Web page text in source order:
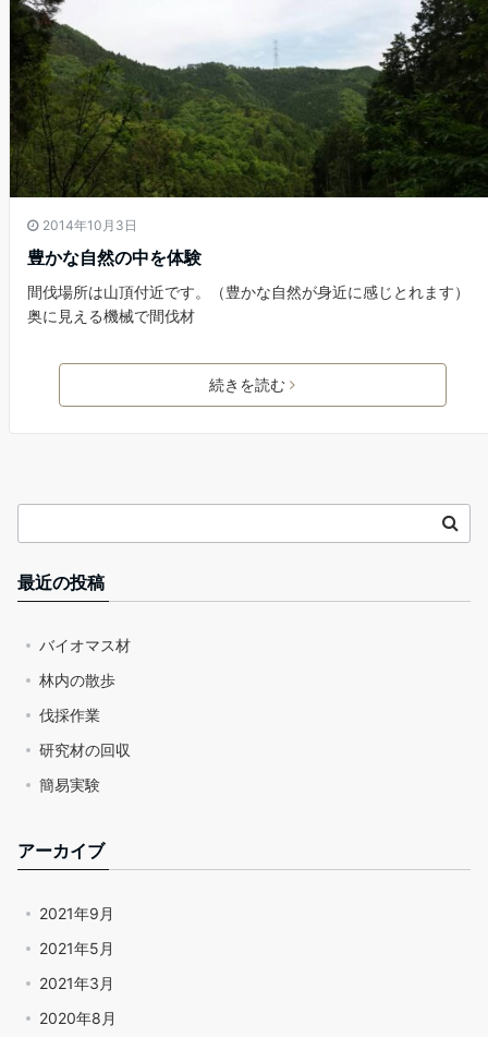
2014年10月3日
豊かな自然の中を体験
間伐場所は山頂付近です。（豊かな自然が身近に感じとれます）
奥に見える機械で間伐材
続きを読む
最近の投稿
バイオマス材
林内の散歩
伐採作業
研究材の回収
簡易実験
アーカイブ
2021年9月
2021年5月
2021年3月
2020年8月